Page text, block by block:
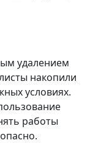
удалением
накопили
условиях.
работы